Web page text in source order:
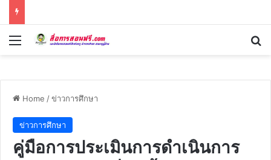
Menu
Home /ข่าวการศึกษา
ข่าวการศึกษา
คู่มือการประเมินการดำเนินการ